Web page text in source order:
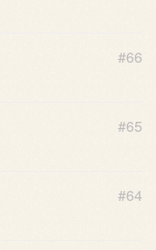
#66
#65
#64